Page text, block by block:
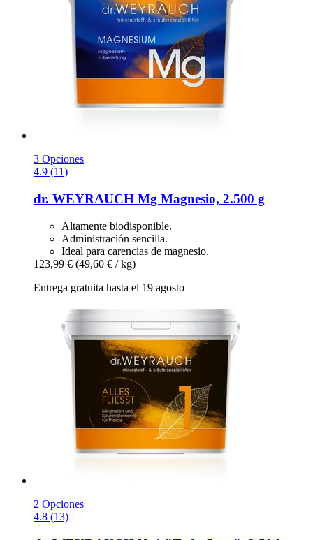
3 Opciones
4.9 (11)
dr. WEYRAUCH Mg Magnesio, 2.500 g
Altamente biodisponible.
Administración sencilla.
Ideal para carencias de magnesio.
123,99 € (49,60 € / kg)
Entrega gratuita hasta el 19 agosto
2 Opciones
4.8 (13)